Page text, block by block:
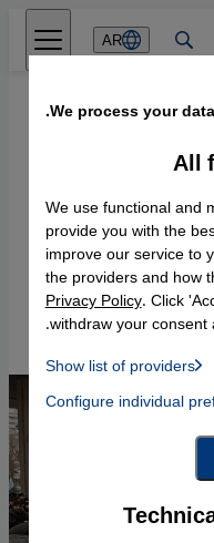
AR
·
10.03.2014
الروسية
We process your
All
We use functional and
provide you with the
improve our service to
the providers and how
Privacy Policy. Click
withdraw your consent
Show list of providers
Instagram Embed,
Facebook
Configure individual